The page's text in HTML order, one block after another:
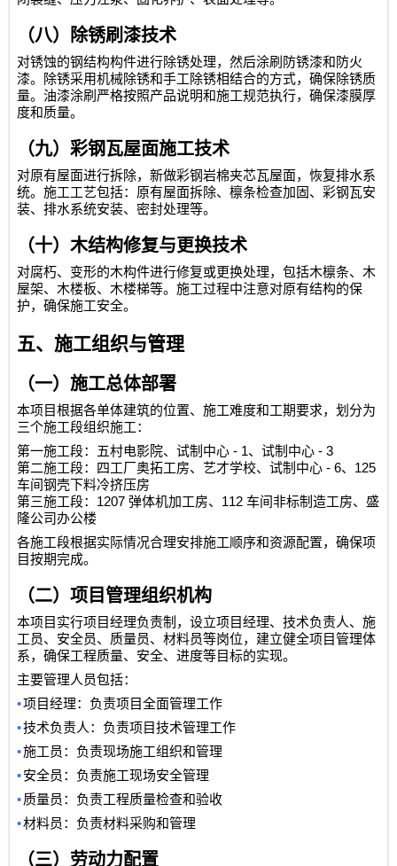
（八）除锈刷漆技术
对锈蚀的钢结构构件进行除锈处理，然后涂刷防锈漆和防火
漆。除锈采用机械除锈和手工除锈相结合的方式，确保除锈质
量。油漆涂刷严格按照产品说明和施工规范执行，确保漆膜厚
度和质量。
（九）彩钢瓦屋面施工技术
对原有屋面进行拆除，新做彩钢岩棉夹芯瓦屋面，恢复排水系
统。施工工艺包括：原有屋面拆除、檩条检查加固、彩钢瓦安
装、排水系统安装、密封处理等。
（十）木结构修复与更换技术
对腐朽、变形的木构件进行修复或更换处理，包括木檩条、木
屋架、木楼板、木楼梯等。施工过程中注意对原有结构的保
护，确保施工安全。
五、施工组织与管理
（一）施工总体部署
本项目根据各单体建筑的位置、施工难度和工期要求，划分为
三个施工段组织施工：
第一施工段：五村电影院、试制中心 - 1、试制中心- 3
第二施工段：四工厂奥拓工房、艺才学校、试制中心 - 6、 125
车间钢壳下料冷挤压房
第三施工段： 1207弹体机加工房、 112 车间非标制造工房、盛
隆公司办公楼
各施工段根据实际情况合理安排施工顺序和资源配置，确保项
目按期完成。
（二）项目管理组织机构
本项目实行项目经理负责制，设立项目经理、技术负责人、施
工员、安全员、质量员、材料员等岗位，建立健全项目管理体
系，确保工程质量、安全、进度等目标的实现。
主要管理人员包括：
•项目经理：负责项目全面管理工作
•技术负责人：负责项目技术管理工作
•施工员：负责现场施工组织和管理
•安全员：负责施工现场安全管理
•质量员：负责工程质量检查和验收
•材料员：负责材料采购和管理
（三）劳动力配置